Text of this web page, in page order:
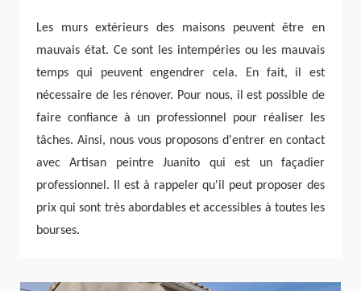
Les murs extérieurs des maisons peuvent être en
mauvais état. Ce sont les intempéries ou les mauvais
temps qui peuvent engendrer cela. En fait, il est
nécessaire de les rénover. Pour nous, il est possible de
faire confiance à un professionnel pour réaliser les
tâches. Ainsi, nous vous proposons d'entrer en contact
avec Artisan peintre Juanito qui est un façadier
professionnel. Il est à rappeler qu'il peut proposer des
prix qui sont très abordables et accessibles à toutes les
bourses.